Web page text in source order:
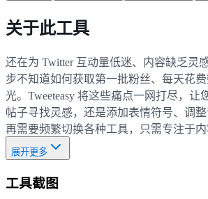
关于此工具
还在为 Twitter 互动量低迷、内容缺乏灵
步不知道如何获取第一批粉丝、每天花
光。Tweeteasy 将这些痛点一网打尽，
帖子寻找灵感，还是添加表情符号、调
再需要频繁切换各种工具，只需专注于
展开更多
工具截图